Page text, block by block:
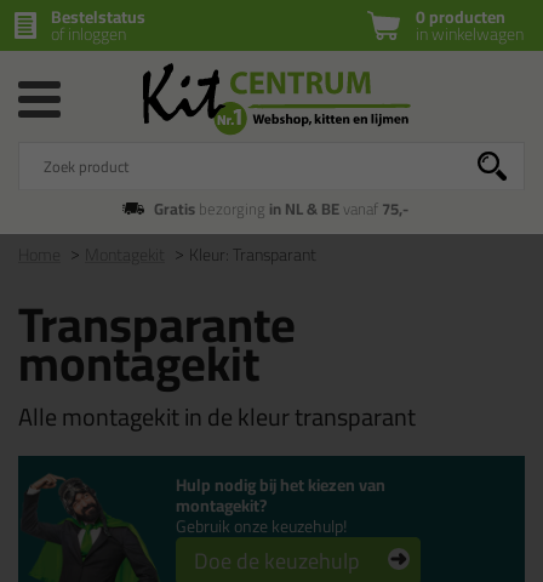
0 producten
in winkelwagen
Bestelstatus
of inloggen
Gratisbezorging in NL & BEvanaf75,-
Kleur: Transparant
Transparante
montagekit
Alle montagekit in de kleur transparant
Hulp nodig bij het kiezen van
montagekit?
Gebruik onze keuzehulp!
Doe de keuzehulp